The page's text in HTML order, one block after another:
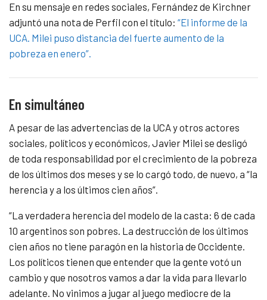
En su mensaje en redes sociales, Fernández de Kirchner
adjuntó una nota de Perfil con el título: “El informe de la
UCA. Milei puso distancia del fuerte aumento de la
pobreza en enero”.
En simultáneo
A pesar de las advertencias de la UCA y otros actores
sociales, políticos y económicos, Javier Milei se desligó
de toda responsabilidad por el crecimiento de la pobreza
de los últimos dos meses y se lo cargó todo, de nuevo, a “la
herencia y a los últimos cien años”.
“La verdadera herencia del modelo de la casta: 6 de cada
10 argentinos son pobres. La destrucción de los últimos
cien años no tiene paragón en la historia de Occidente.
Los políticos tienen que entender que la gente votó un
cambio y que nosotros vamos a dar la vida para llevarlo
adelante. No vinimos a jugar al juego mediocre de la